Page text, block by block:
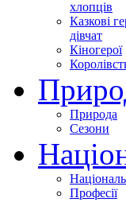
хлопців
Казкові
дівчат
Кіногерої
Природа
Сезони
Професії